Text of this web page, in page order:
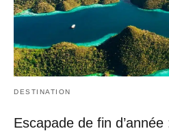
DESTINATION
Escapade de fin